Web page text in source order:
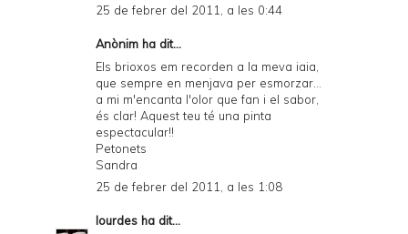
25 de febrer del 2011, a les 0:44
Anònim ha dit...
Els brioxos em recorden a la meva iaia,
que sempre en menjava per esmorzar...
a mi m'encanta l'olor que fan i el sabor,
és clar! Aquest teu té una pinta
espectacular!!
Petonets
Sandra
25 de febrer del 2011, a les 1:08
lourdes ha dit...